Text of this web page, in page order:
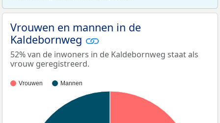
Vrouwen en mannen in de
Kaldebornweg
52% van de inwoners in de Kaldebornweg staat als
vrouw geregistreerd.
Vrouwen Mannen